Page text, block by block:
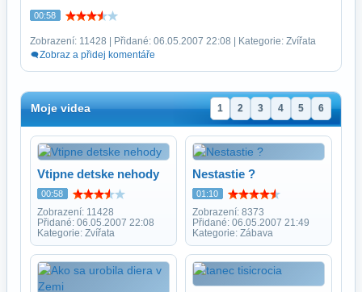
00:58
Zobrazení: 11428 | Přidané: 06.05.2007 22:08 | Kategorie: Zvířata
Zobraz a přidej komentáře
Moje videa 1 2 3 4 5 6
Vtipne detske nehody
00:58
Zobrazení: 11428
Přidané: 06.05.2007 22:08
Kategorie: Zvířata
Nestastie ?
01:10
Zobrazení: 8373
Přidané: 06.05.2007 21:49
Kategorie: Zábava